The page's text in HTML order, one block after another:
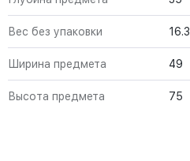
Вес без упаковки 16.3
Ширина предмета 49
Высота предмета 75